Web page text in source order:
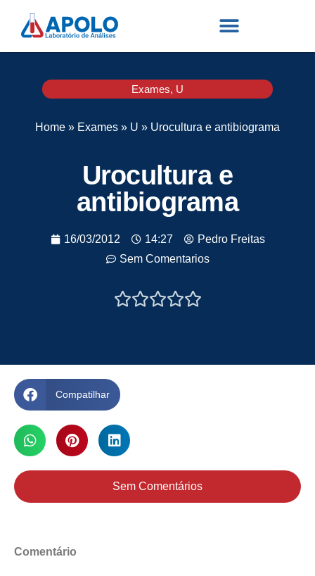
Exames, U
Home » Exames » U » Urocultura e antibiograma
Urocultura e
antibiograma
16/03/2012 14:27
Pedro Freitas
Sem Comentarios

Compatilhar
Sem Comentários
Comentário